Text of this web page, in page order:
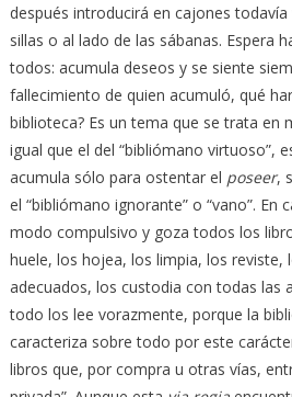
después introducirá en cajones
sillas o al lado de las sábanas. Espera
todos: acumula deseos y se siente
fallecimiento de quien acumuló, qué
biblioteca? Es un tema que se trata en
igual que el del “bibliómano virtuoso”,
acumula sólo para ostentar el poseer,
el “bibliómano ignorante” o “vano”. En
modo compulsivo y goza todos los
huele, los hojea, los limpia, los reviste,
adecuados, los custodia con todas las
todo los lee vorazmente, porque la
caracteriza sobre todo por este
libros que, por compra u otras vías,